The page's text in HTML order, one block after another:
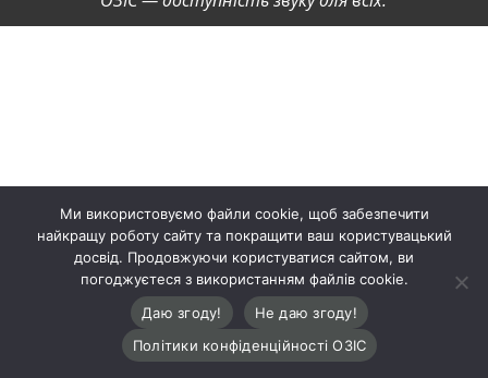
Ми використовуємо файли cookie, щоб забезпечити
найкращу роботу сайту та покращити ваш користувацький
досвід. Продовжуючи користуватися сайтом, ви
погоджуєтеся з використанням файлів cookie.
Даю згоду!
Не даю згоду!
Політики конфіденційності ОЗІС